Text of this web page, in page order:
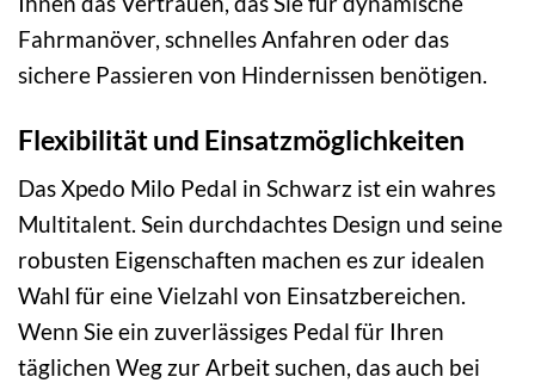
Fahrmanöver, schnelles Anfahren oder das
sichere Passieren von Hindernissen benötigen.
Flexibilität und Einsatzmöglichkeiten
Das Xpedo Milo Pedal in Schwarz ist ein wahres
Multitalent. Sein durchdachtes Design und seine
robusten Eigenschaften machen es zur idealen
Wahl für eine Vielzahl von Einsatzbereichen.
Wenn Sie ein zuverlässiges Pedal für Ihren
täglichen Weg zur Arbeit suchen, das auch bei